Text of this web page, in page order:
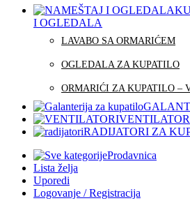
I OGLEDALA
LAVABO SA ORMARIĆEM
OGLEDALA ZA KUPATILO
ORMARIĆI ZA KUPATILO –
RADIJATORI ZA
Prodavnica
Lista želja
Uporedi
Logovanje / Registracija